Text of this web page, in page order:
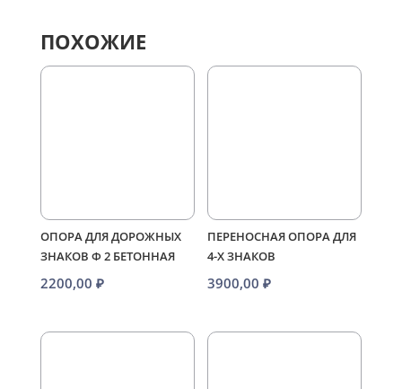
ПОХОЖИЕ
ОПОРА ДЛЯ ДОРОЖНЫХ
ЗНАКОВ Ф 2 БЕТОННАЯ
2200,00 ₽
ПЕРЕНОСНАЯ ОПОРА ДЛЯ
4-Х ЗНАКОВ
3900,00₽